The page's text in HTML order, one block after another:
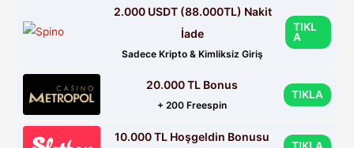
2.000 USDT (88.000TL) Nakit
İade
Sadece Kripto & Kimliksiz Giriş
TIKL
A
20.000 TL Bonus
+ 200 Freespin
TIKLA
10.000 TL Hoşgeldin Bonusu